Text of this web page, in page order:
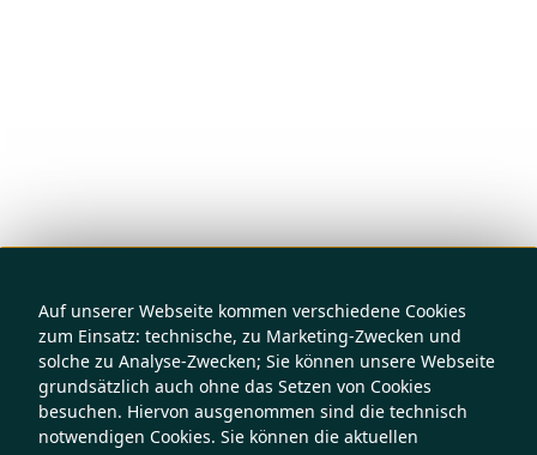
Auf unserer Webseite kommen verschiedene Cookies
zum Einsatz: technische, zu Marketing-Zwecken und
solche zu Analyse-Zwecken; Sie können unsere Webseite
grundsätzlich auch ohne das Setzen von Cookies
besuchen. Hiervon ausgenommen sind die technisch
notwendigen Cookies. Sie können die aktuellen